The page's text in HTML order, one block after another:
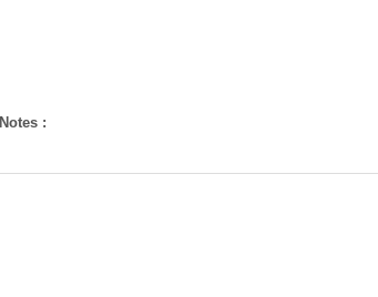
Notes :